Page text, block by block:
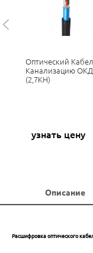
Оптический
Канализацию
(2,7КН)
узнать цену
Описание
Расшифровка оптического